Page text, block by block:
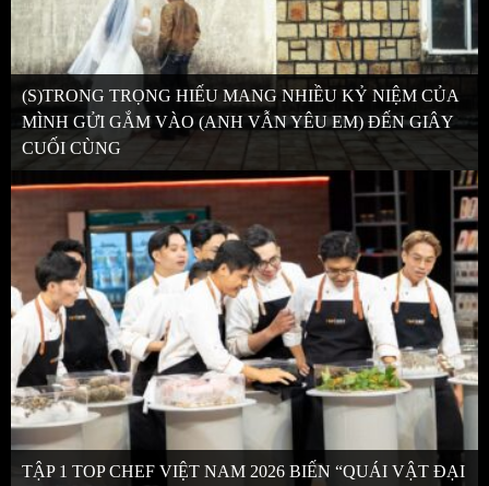
(S)TRONG TRỌNG HIẾU MANG NHIỀU KỶ NIỆM CỦA
MÌNH GỬI GẮM VÀO (ANH VẪN YÊU EM) ĐẾN GIÂY
CUỐI CÙNG
TẬP 1 TOP CHEF VIỆT NAM 2026 BIẾN “QUÁI VẬT ĐẠI